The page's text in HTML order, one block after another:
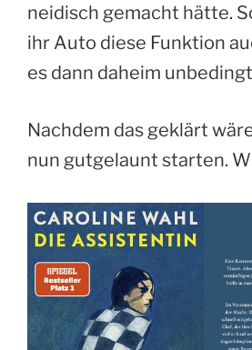
neidisch gemacht hätte.
ihr Auto diese Funktion
es dann daheim
Nachdem das geklärt
nun gutgelaunt starten.